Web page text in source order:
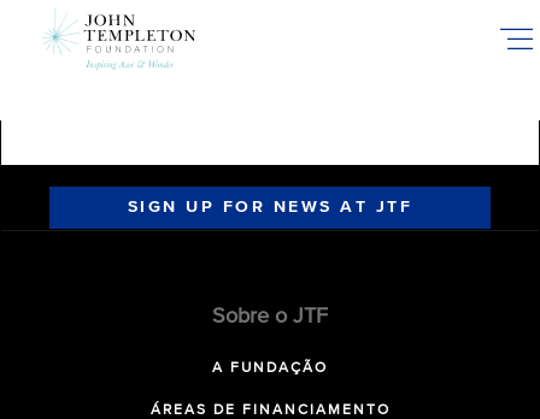
SIGN UP FOR NEWS AT JTF
Sobre o JTF
A FUNDAÇÃO
ÁREAS DE FINANCIAMENTO